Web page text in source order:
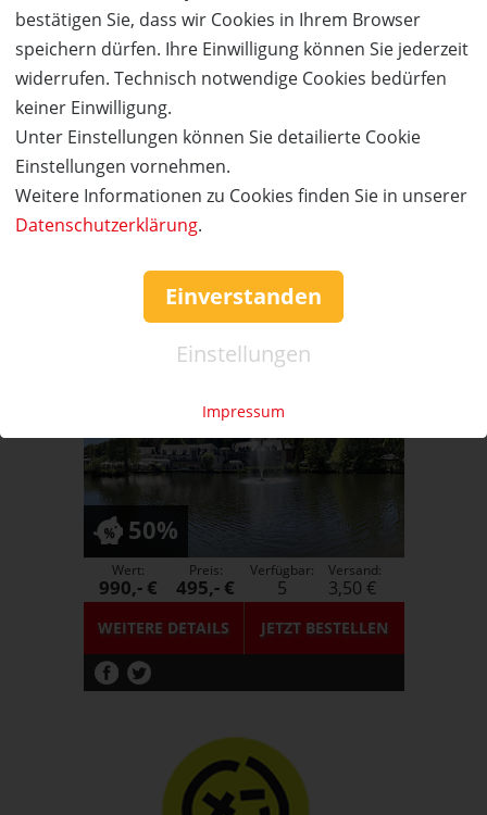
bestätigen Sie, dass wir Cookies in Ihrem Browser
speichern dürfen. Ihre Einwilligung können Sie jederzeit
widerrufen. Technisch notwendige Cookies bedürfen
keiner Einwilligung.
Unter Einstellungen können Sie detailierte Cookie
Einstellungen vornehmen.
Weitere Informationen zu Cookies finden Sie in unserer
Datenschutzerklärung.
Einverstanden
Einstellungen
Impressum
an der Südlichen Weinstraße zum
halben Preis!
50%
Wert:
477,- €
Preis:
238,50 €
Verfügbar:
3
Versand:
2,50 €
Molitors Mühle
50%
WEITERE DETAILS JETZTBESTELLEN
Wert:
990,- €
Preis:
495,- €
Verfügbar:
5
Versand:
3,50 €